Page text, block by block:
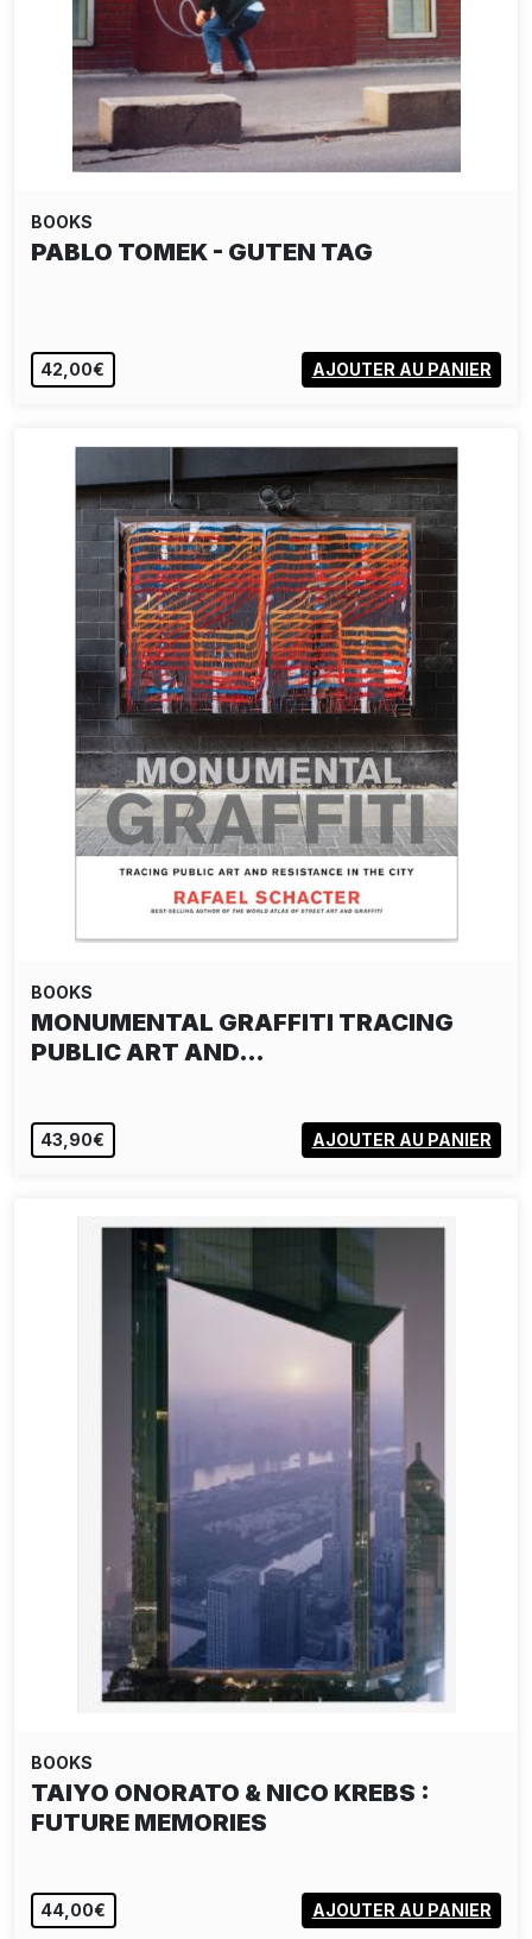
BOOKS
KALLE SANNER: LUKAS/MARKUS
42,00€ AJOUTER AU PANIER
BOOKS
MONUMENTAL GRAFFITI TRACING
PUBLIC ART AND…
43,90€ AJOUTER AU PANIER
BOOKS
PAINTED GRAVES VOL.1
EPUISÉ VOIR